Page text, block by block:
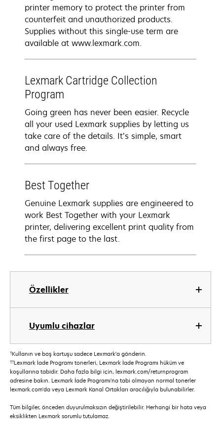
Özellikler
Uyumlu cihazlar
printer memory to protect the printer from
counterfeit and unauthorized products.
Supplies without this single-use term are
available at www.lexmark.com.
Lexmark Cartridge Collection
Program
Going green has never been easier. Recycle
all your used Lexmark supplies by letting us
take care of the details. It’s simple, smart
and always free.
Best Together
Genuine Lexmark supplies are engineered to
work Best Together with your Lexmark
printer, delivering excellent print quality from
the first page to the last.
†Kullanın ve boş kartuşu sadece Lexmark'a gönderin.
††Lexmark İade Programı tonerleri, Lexmark İade Programı hüküm ve
koşullarına tabidir. Daha fazla bilgi için, lexmark.com/returnprogram
adresine bakın. Lexmark İade Programı'na tabi olmayan normal tonerler
lexmark.com'da veya Lexmark Kanal Ortakları aracılığıyla bulunabilirler.
Tüm bilgiler, önceden duyurulmaksızın değiştirilebilir. Herhangi bir hata veya
eksiklikten Lexmark sorumlu tutulamaz.